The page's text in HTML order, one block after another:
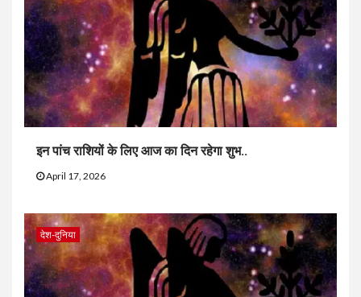
इन पांच राशियों के लिए आज का दिन रहेगा शुभ..
April 17, 2026
देश-दुनिया